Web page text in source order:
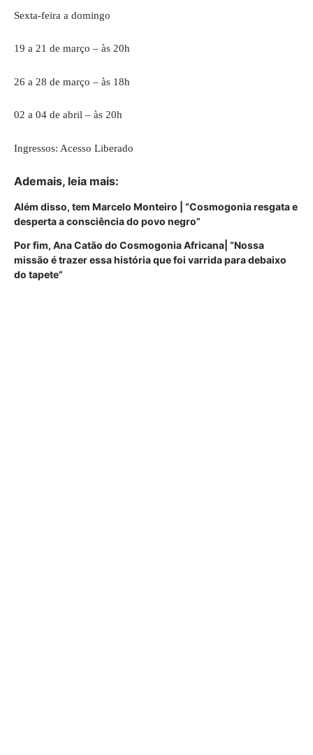
Sexta-feira a domingo
19 a 21 de março – às 20h
26 a 28 de março – às 18h
02 a 04 de abril – às 20h
Ingressos: Acesso Liberado
Ademais, leia mais:
Além disso, tem Marcelo Monteiro | “Cosmogonia resgata e
desperta a consciência do povo negro”
Por fim, Ana Catão do Cosmogonia Africana| “Nossa
missão é trazer essa história que foi varrida para debaixo
do tapete”